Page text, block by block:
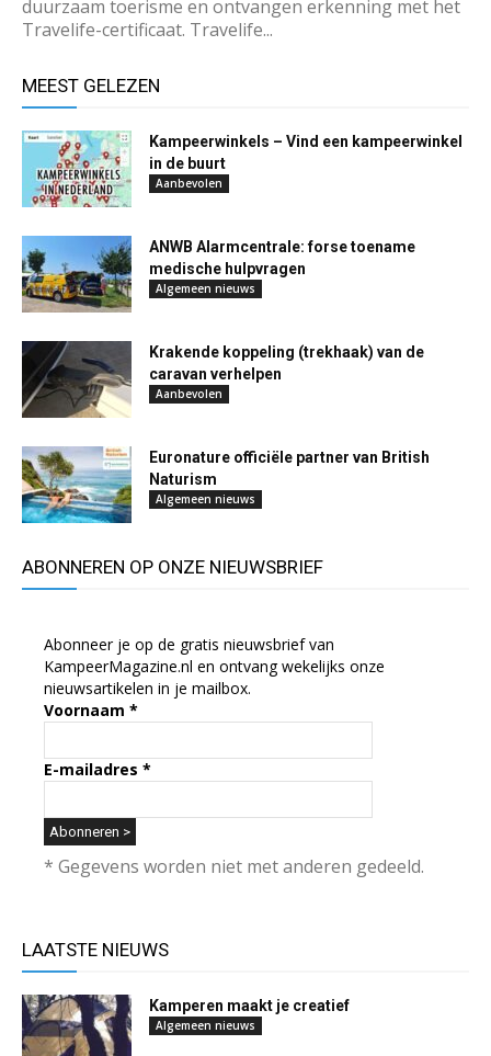
duurzaam toerisme en ontvangen erkenning met het
Travelife-certificaat. Travelife...
MEEST GELEZEN
Kampeerwinkels – Vind een kampeerwinkel
in de buurt
Aanbevolen
ANWB Alarmcentrale: forse toename
medische hulpvragen
Algemeen nieuws
Krakende koppeling (trekhaak) van de
caravan verhelpen
Aanbevolen
Euronature officiële partner van British
Naturism
Algemeen nieuws
ABONNEREN OP ONZE NIEUWSBRIEF
Abonneer je op de gratis nieuwsbrief van
KampeerMagazine.nl en ontvang wekelijks onze
nieuwsartikelen in je mailbox.
Voornaam *
E-mailadres *
* Gegevens worden niet met anderen gedeeld.
LAATSTE NIEUWS
Kamperen maakt je creatief
Algemeen nieuws